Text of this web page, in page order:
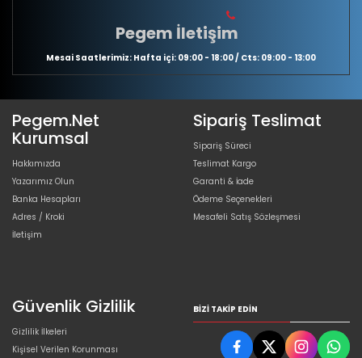
Pegem İletişim
Mesai Saatlerimiz: Hafta içi: 09:00 - 18:00 / Cts: 09:00 - 13:00
Pegem.Net
Kurumsal
Hakkımızda
Yazarımız Olun
Banka Hesapları
Adres / Kroki
İletişim
Sipariş Teslimat
Sipariş Süreci
Teslimat Kargo
Garanti & İade
Ödeme Seçenekleri
Mesafeli Satış Sözleşmesi
Güvenlik Gizlilik
Gizlilik İlkeleri
Kişisel Verilen Korunması
BIZI TAKIP EDIN